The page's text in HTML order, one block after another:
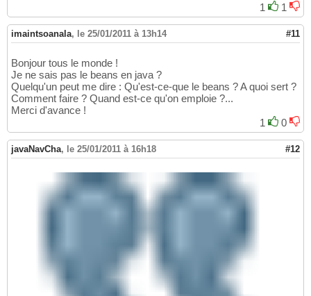
1
1
imaintsoanala, le 25/01/2011 à 13h14 #11
Bonjour tous le monde !
Je ne sais pas le beans en java ?
Quelqu'un peut me dire : Qu'est-ce-que le beans ? A quoi sert ?
Comment faire ? Quand est-ce qu'on emploie ?...
Merci d'avance !
1
0
javaNavCha, le 25/01/2011 à 16h18 #12